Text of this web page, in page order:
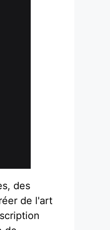
des
de l'art